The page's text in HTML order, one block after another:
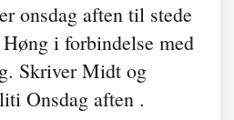
onsdag aften til stede
i forbindelse med
Skriver Midt og
Onsdag aften .